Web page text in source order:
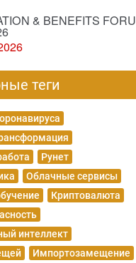
& BENEFITS
теги
Рунет
Облачные сервисы
Криптовалюта
интеллект
Импортозамещение